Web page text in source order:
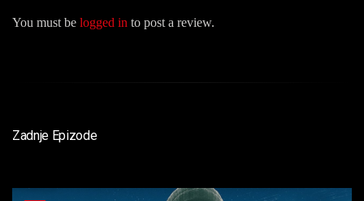
You must be logged in to post a review.
Zadnje Epizode